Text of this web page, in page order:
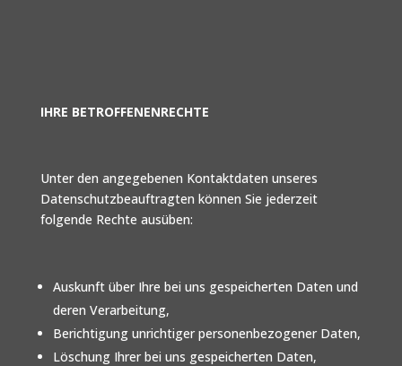
IHRE BETROFFENENRECHTE
Unter den angegebenen Kontaktdaten unseres
Datenschutzbeauftragten können Sie jederzeit
folgende Rechte ausüben:
Auskunft über Ihre bei uns gespeicherten Daten und
deren Verarbeitung,
Berichtigung unrichtiger personenbezogener Daten,
Löschung Ihrer bei uns gespeicherten Daten,